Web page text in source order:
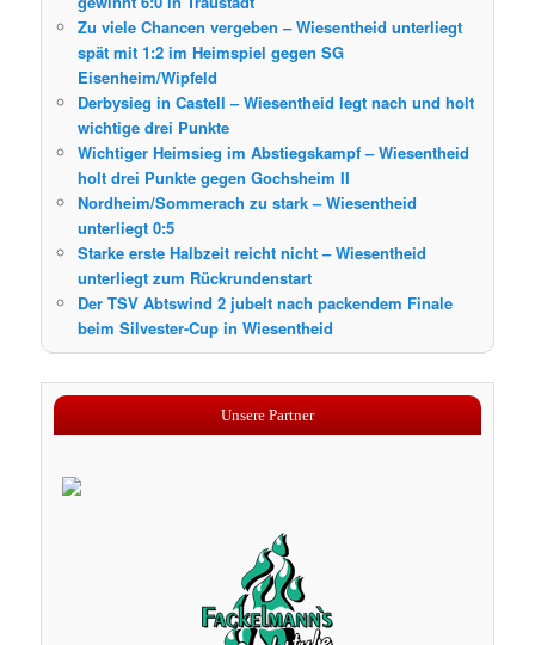
Zu viele Chancen vergeben – Wiesentheid unterliegt
spät mit 1:2 im Heimspiel gegen SG
Eisenheim/Wipfeld
Derbysieg in Castell – Wiesentheid legt nach und holt
wichtige drei Punkte
Wichtiger Heimsieg im Abstiegskampf – Wiesentheid
holt drei Punkte gegen Gochsheim II
Nordheim/Sommerach zu stark – Wiesentheid
unterliegt 0:5
Starke erste Halbzeit reicht nicht – Wiesentheid
unterliegt zum Rückrundenstart
Der TSV Abtswind 2 jubelt nach packendem Finale
beim Silvester-Cup in Wiesentheid
Unsere Partner